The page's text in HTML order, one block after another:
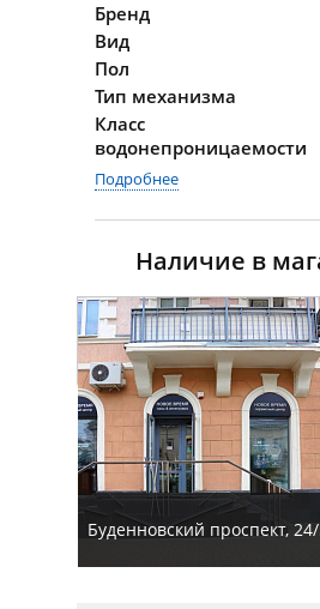
Бренд
Вид
Пол
Тип механизма
Класс
водонепроницаемости
Подробнее
Наличие в
Буденновский проспект,